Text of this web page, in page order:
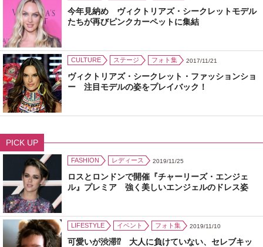
今年見納め ヴィクトリアズ・シークレットモデル
たちが再びピンクカーペットに集結
CULTURE ステージ フォト集 2017/11/21
ヴィクトリアズ・シークレット・ファッションショ
ー 注目モデルの姿をプレイバック！
PICK UP
FASHION レディース 2019/11/25
ロスとロンドンで開催『チャーリーズ・エンジェ
ル』プレミア 強く美しいエンジェルのドレス姿
LIFESTYLE イベント フォト集 2019/11/10
可愛いが渋滞⁉ 大人に負けていない、セレブキッ